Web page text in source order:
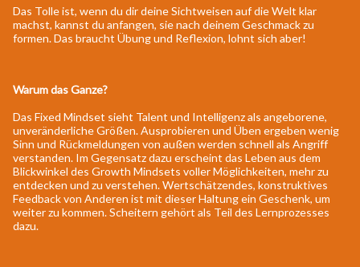
Das Tolle ist, wenn du dir deine Sichtweisen auf die Welt klar
machst, kannst du anfangen, sie nach deinem Geschmack zu
formen. Das braucht Übung und Reflexion, lohnt sich aber!
Warum das Ganze?
Das Fixed Mindset sieht Talent und Intelligenz als angeborene,
unveränderliche Größen. Ausprobieren und Üben ergeben wenig
Sinn und Rückmeldungen von außen werden schnell als Angriff
verstanden. Im Gegensatz dazu erscheint das Leben aus dem
Blickwinkel des Growth Mindsets voller Möglichkeiten, mehr zu
entdecken und zu verstehen. Wertschätzendes, konstruktives
Feedback von Anderen ist mit dieser Haltung ein Geschenk, um
weiter zu kommen. Scheitern gehört als Teil des Lernprozesses
dazu.